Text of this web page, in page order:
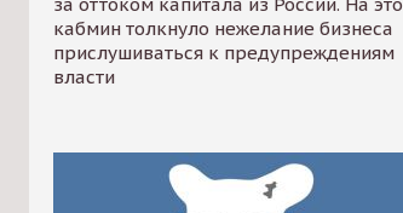
кабмин толкнуло нежелание бизнеса
прислушиваться к предупреждениям
власти